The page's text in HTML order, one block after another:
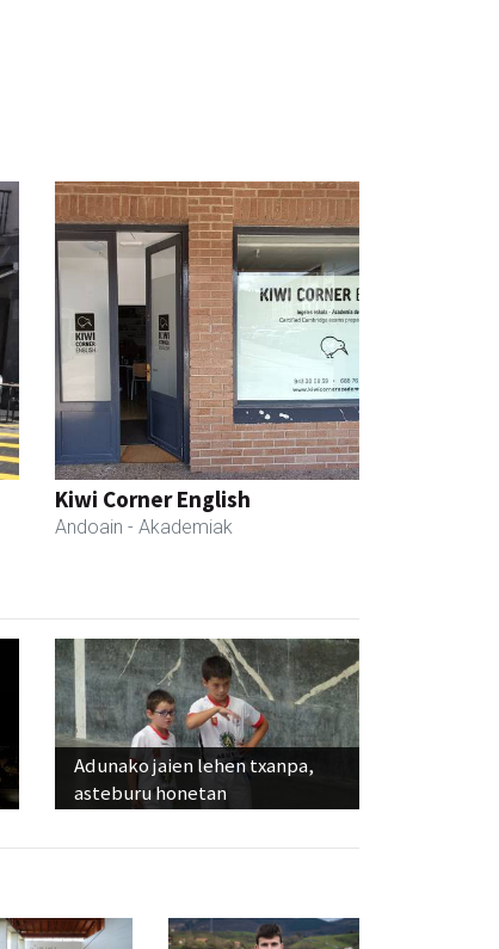
Kiwi Corner English
Andoain - Akademiak
Adunako jaien lehen txanpa,
asteburu honetan